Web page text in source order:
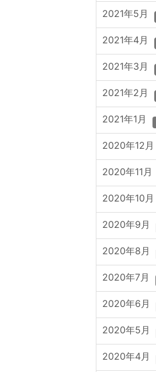
2021年5月
2021年4月
2021年3月
2021年2月
2021年1月
2020年12月
2020年11月
2020年10月
2020年9月
2020年8月
2020年7月
2020年6月
2020年5月
2020年4月